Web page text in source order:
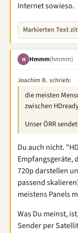
Internet sowieso.
Markierten Text
H Hmmm(hmmm)
Joachim B. schrieb:
die meisten
zwischen
Unser ÖRR
Du auch nicht.
Empfangsgeräte,
720p darstellen
passend
meistens Panels
Was Du meinst,
Sender per